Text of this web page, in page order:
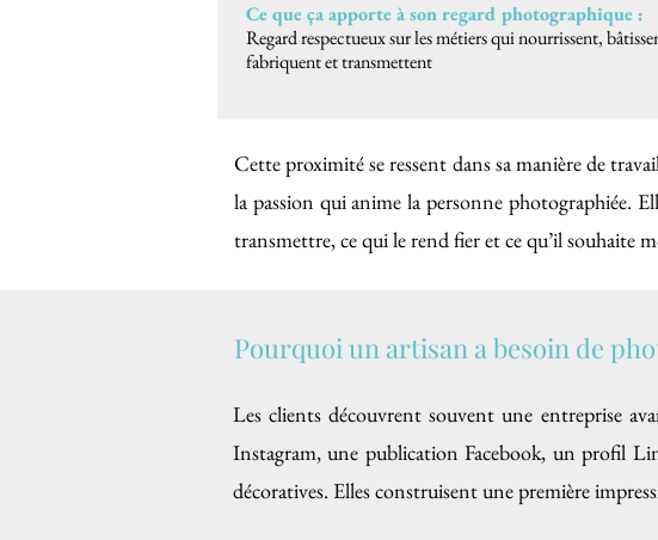
Ce que ça apporte à son regard photographique :
Regard respectueux sur les métiers qui nourrissent,
fabriquent et transmettent
Cette proximité se ressent dans sa manière de
la passion qui anime la personne photographiée.
transmettre, ce qui le rend fier et ce qu’il souhaite
Pourquoi un artisan a besoin de
Les clients découvrent souvent une entreprise
Instagram, une publication Facebook, un profil
décoratives. Elles construisent une première